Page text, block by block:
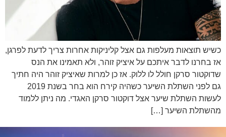
כשיש תוצאות מעלפות גם אצל קליניקות אחרות צריך לדעת לפרגן,
אז בחרנו לדבר איתכם על איציק זוהר, ולא תאמינו את הנס
שדוקטור סרקן חולל לו ללוק. אז כן למרות שאיציק זוהר היה חתיך
גם לפני השתלת השיער כשהיה קירח הוא בחר בשנת 2019
לעשות השתלת שיער אצל דוקטור סרקן האגדי. מה ניתן ללמוד
מהשתלת השיער […]